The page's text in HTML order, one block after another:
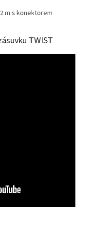
m s konektorem
TWIST